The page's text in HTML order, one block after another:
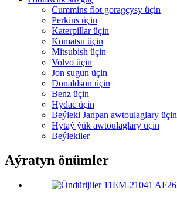
Cummins flot goragçysy üçin
Perkins üçin
Katerpillar üçin
Komatsu üçin
Mitsubish üçin
Volvo üçin
Jon sugun üçin
Donaldson üçin
Benz üçin
Hydac üçin
Beýleki Janpan awtoulaglary üçin
Hytaý ýük awtoulaglary üçin
Beýlekiler
Aýratyn önümler